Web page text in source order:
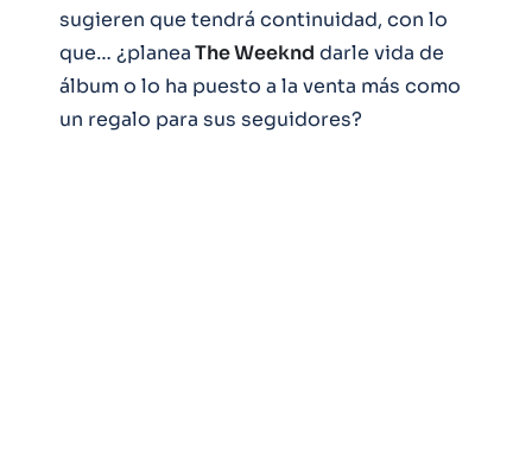
sugieren que tendrá continuidad, con lo
que… ¿planeaThe Weeknd darle vida de
álbum o lo ha puesto a la venta más como
un regalo para sus seguidores?